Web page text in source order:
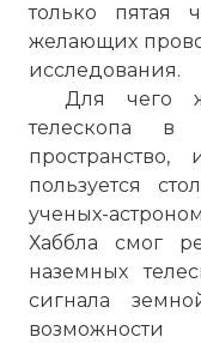
только пятая
желающих
исследования.
Для чего
телескопа в
пользуется
ученых-
Хаббла смог
наземных
сигнала